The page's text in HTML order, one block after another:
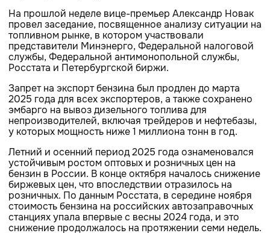
На прошлой неделе вице-премьер Александр Новак
провел заседание, посвященное анализу ситуации на
топливном рынке, в котором участвовали
представители Минэнерго, Федеральной налоговой
службы, Федеральной антимонопольной службы,
Росстата и Петербургской биржи.
Запрет на экспорт бензина был продлен до марта
2025 года для всех экспортеров, а также сохранено
эмбарго на вывоз дизельного топлива для
непроизводителей, включая трейдеров и нефтебазы,
у которых мощность ниже 1 миллиона тонн в год.
Летний и осенний период 2025 года ознаменовался
устойчивым ростом оптовых и розничных цен на
бензин в России. В конце октября началось снижение
биржевых цен, что впоследствии отразилось на
розничных. По данным Росстата, в середине ноября
стоимость бензина на российских автозаправочных
станциях упала впервые с весны 2024 года, и это
снижение продолжалось на протяжении семи недель.